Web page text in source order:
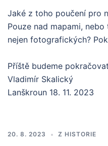
Jaké z toho poučení pro
Pouze nad mapami,
nejen fotografických?
Příště budeme
Vladimír Skalický
Lanškroun 18. 11. 2023
20. 8. 2023 Z HISTORIE